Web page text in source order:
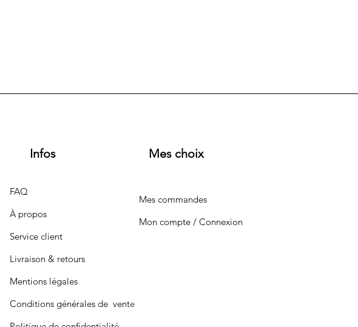
Infos
FAQ
À propos
Service client
Livraison & retours
Mentions légales
Conditions générales de vente
Mes choix
Mes commandes
Mon compte / Connexion